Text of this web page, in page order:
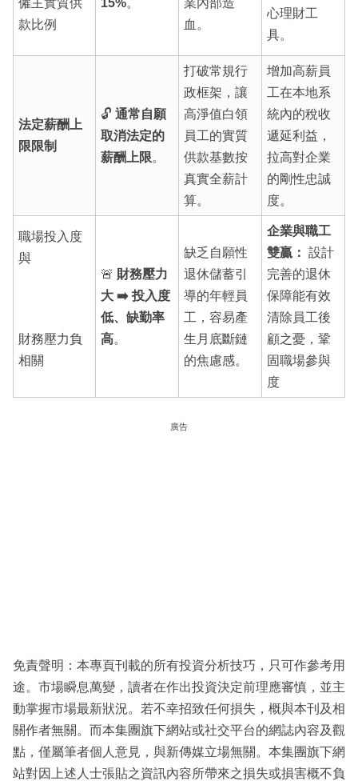
僱主實質供
款比例
15%。
業內部造
血。
心理財工
具。
法定薪酬上
限限制
🔓 通常自願
取消法定的
薪酬上限。
打破常規行
政框架，讓
高淨值白領
員工的實質
供款基數按
真實全薪計
算。
增加高薪員
工在本地系
統內的稅收
遞延利益，
拉高對企業
的剛性忠誠
度。
職場投入度
與
財務壓力負
相關
🚨 財務壓力
大 ➡️ 投入度
低、缺勤率
高。
缺乏自願性
退休儲蓄引
導的年輕員
工，容易產
生月底斷鏈
的焦慮感。
企業與職工
雙贏： 設計
完善的退休
保障能有效
清除員工後
顧之憂，鞏
固職場參與
度
廣告
免責聲明：本專頁刊載的所有投資分析技巧，只可作參考用
途。市場瞬息萬變，讀者在作出投資決定前理應審慎，並主
動掌握市場最新狀況。若不幸招致任何損失，概與本刊及相
關作者無關。而本集團旗下網站或社交平台的網誌內容及觀
點，僅屬筆者個人意見，與新傳媒立場無關。本集團旗下網
站對因上述人士張貼之資訊內容所帶來之損失或損害概不負